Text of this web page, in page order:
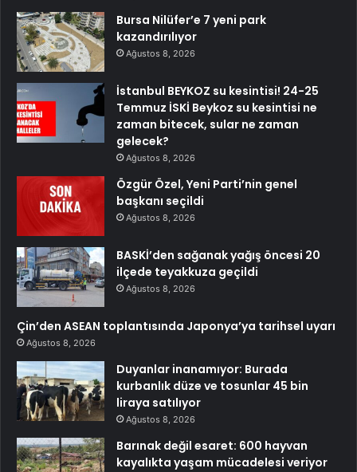
Bursa Nilüfer’e 7 yeni park
kazandırılıyor
Ağustos 8, 2026
İstanbul BEYKOZ su kesintisi! 24-25
Temmuz İSKİ Beykoz su kesintisi ne
zaman bitecek, sular ne zaman
gelecek?
Ağustos 8, 2026
Özgür Özel, Yeni Parti’nin genel
başkanı seçildi
Ağustos 8, 2026
BASKİ’den sağanak yağış öncesi 20
ilçede teyakkuza geçildi
Ağustos 8, 2026
Çin’den ASEAN toplantısında Japonya’ya tarihsel uyarı
Ağustos 8, 2026
Duyanlar inanamıyor: Burada
kurbanlık düze ve tosunlar 45 bin
liraya satılıyor
Ağustos 8, 2026
Barınak değil esaret: 600 hayvan
kayalıkta yaşam mücadelesi veriyor